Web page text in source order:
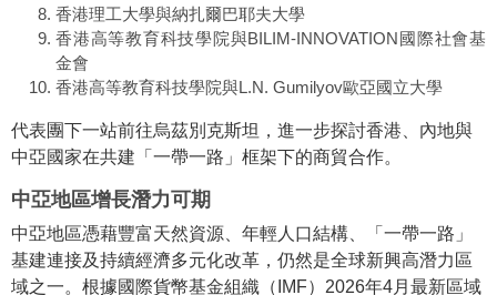
香港理工大學與納扎爾巴耶夫大學
香港高等教育科技學院與BILIM-INNOVATION國際社會基
金會
香港高等教育科技學院與L.N. Gumilyov歐亞國立大學
代表團下一站前往烏茲別克斯坦，進一步探討香港、內地與
中亞國家在共建「一帶一路」框架下的商貿合作。
中亞地區增長潛力可期
中亞地區憑藉豐富天然資源、年輕人口結構、「一帶一路」
基建連接及持續經濟多元化改革，仍然是全球新興高潛力區
域之一。根據國際貨幣基金組織（IMF）2026年4月最新區域